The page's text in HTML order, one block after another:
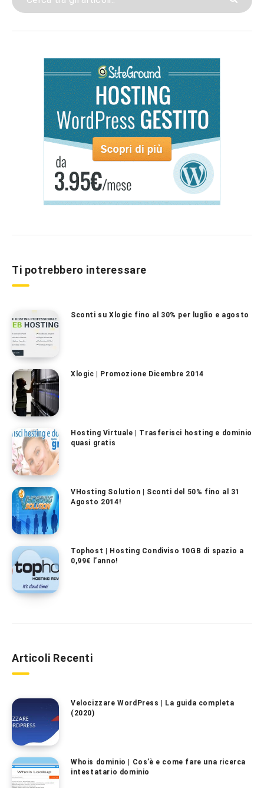
Ti potrebbero interessare
Sconti su Xlogic fino al 30% per luglio e agosto
Xlogic | Promozione Dicembre 2014
Hosting Virtuale | Trasferisci hosting e dominio
quasi gratis
VHosting Solution | Sconti del 50% fino al 31
Agosto 2014!
Tophost | Hosting Condiviso 10GB di spazio a
0,99€ l’anno!
Articoli Recenti
Velocizzare WordPress | La guida completa
(2020)
Whois dominio | Cos’è e come fare una ricerca
intestatario dominio